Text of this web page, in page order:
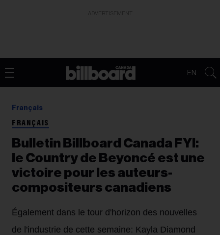
EN
Français
FRANÇAIS
Bulletin Billboard Canada FYI:
le Country de Beyoncé est une
victoire pour les auteurs-
compositeurs canadiens
Également dans le tour d'horizon des nouvelles
de l'industrie de cette semaine: Kayla Diamond